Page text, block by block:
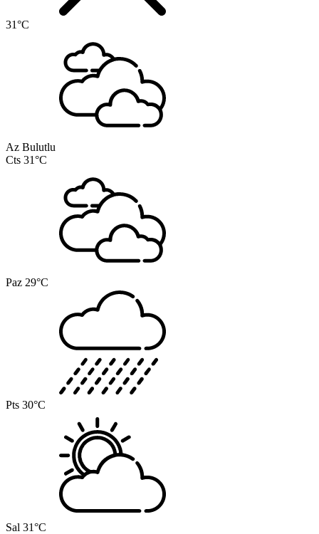
31°C
Az Bulutlu
Cts 31°C
Paz 29°C
Pts 30°C
Sal 31°C